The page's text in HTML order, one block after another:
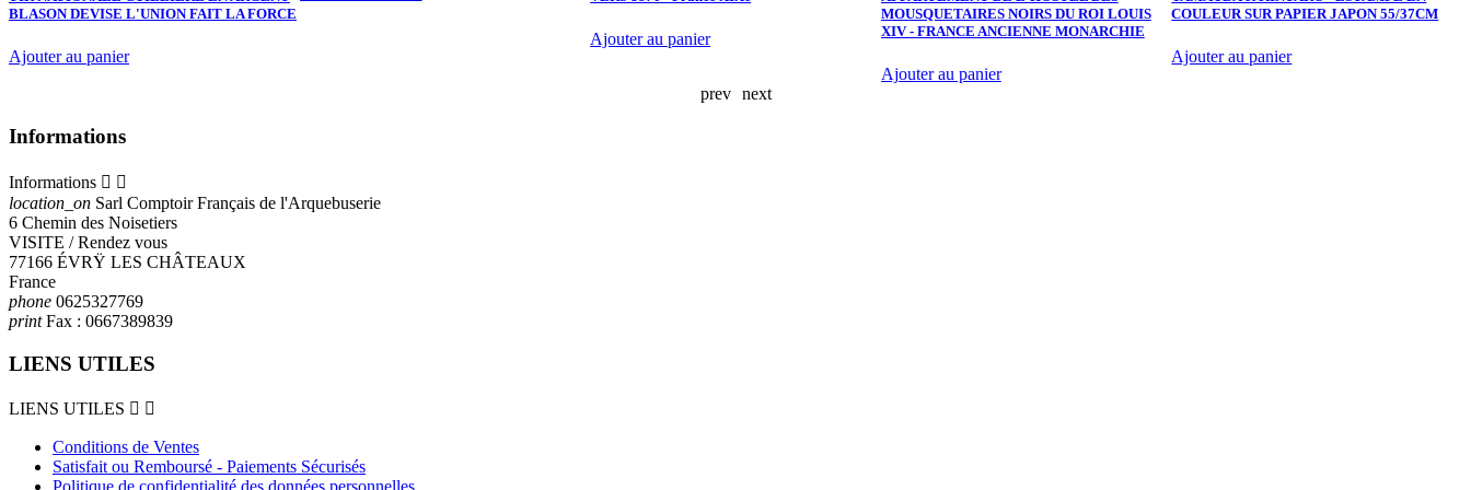
BLASON DEVISE L'UNION FAIT LA FORCE
Ajouter au panier
Ajouter au panier
MOUSQUETAIRES NOIRS DU ROI LOUIS
XIV - FRANCE ANCIENNE MONARCHIE
Ajouter au panier
COULEUR SUR PAPIER JAPON 55/37CM
Ajouter au panier
prev
next
Informations
Informations  
location_on Sarl Comptoir Français de l'Arquebuserie
6 Chemin des Noisetiers
VISITE / Rendez vous
77166 ÉVRŸ LES CHÂTEAUX
France
phone 0625327769
printFax : 0667389839
LIENS UTILES
LIENS UTILES  
Conditions de Ventes
Satisfait ou Remboursé - Paiements Sécurisés